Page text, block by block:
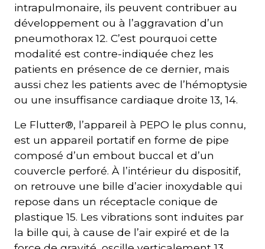
intrapulmonaire, ils peuvent contribuer au
développement ou à l’aggravation d’un
pneumothorax 12. C’est pourquoi cette
modalité est contre-indiquée chez les
patients en présence de ce dernier, mais
aussi chez les patients avec de l’hémoptysie
ou une insuffisance cardiaque droite 13, 14.
Le Flutter®, l’appareil à PEPO le plus connu,
est un appareil portatif en forme de pipe
composé d’un embout buccal et d’un
couvercle perforé. À l’intérieur du dispositif,
on retrouve une bille d’acier inoxydable qui
repose dans un réceptacle conique de
plastique 15. Les vibrations sont induites par
la bille qui, à cause de l’air expiré et de la